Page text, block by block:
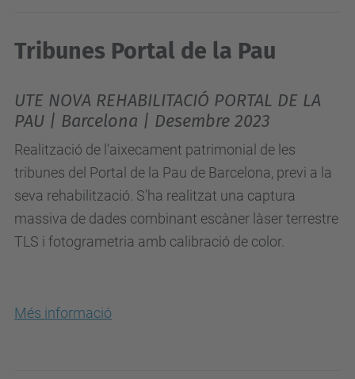
Tribunes Portal de la Pau
UTE NOVA REHABILITACIÓ PORTAL DE LA
PAU | Barcelona | Desembre 2023
Realització de l'aixecament patrimonial de les
tribunes del Portal de la Pau de Barcelona, previ a la
seva rehabilització. S'ha realitzat una captura
massiva de dades combinant escàner làser terrestre
TLS i fotogrametria amb calibració de color.
Més informació